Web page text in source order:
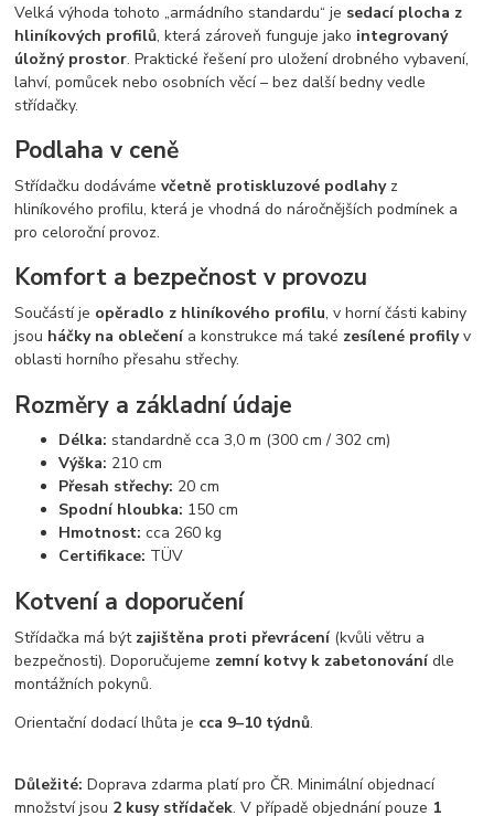
Velká výhoda tohoto „armádního standardu“ je sedací plocha z
hliníkových profilů, která zároveň funguje jako integrovaný
úložný prostor. Praktické řešení pro uložení drobného vybavení,
lahví, pomůcek nebo osobních věcí – bez další bedny vedle
střídačky.
Podlaha v ceně
Střídačku dodávámevčetně protiskluzové podlahyz
hliníkového profilu, která je vhodná do náročnějších podmínek a
pro celoroční provoz.
Komfort a bezpečnost v provozu
Součástí je opěradlo z hliníkového profilu, v horní části kabiny
jsou háčky na oblečenía konstrukce má také zesílené profilyv
oblasti horního přesahu střechy.
Rozměry a základní údaje
Délka: standardně cca 3,0 m (300 cm / 302 cm)
Výška: 210 cm
Přesah střechy: 20 cm
Spodní hloubka: 150 cm
Hmotnost: cca 260 kg
Certifikace: TÜV
Kotvení a doporučení
Střídačka má být zajištěna proti převrácení(kvůli větru a
bezpečnosti). Doporučujeme zemní kotvy k zabetonovánídle
montážních pokynů.
Orientační dodací lhůta je cca 9–10 týdnů.
Důležité: Doprava zdarma platí pro ČR. Minimální objednací
množství jsou 2 kusy střídaček. V případě objednání pouze 1